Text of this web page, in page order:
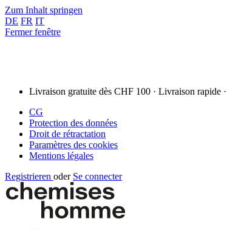
Zum Inhalt springen
DE FR IT
Fermer fenêtre
Livraison gratuite dès CHF 100 · Livraison rapide
CG
Protection des données
Droit de rétractation
Paramètres des cookies
Mentions légales
Registrieren oder Se connecter